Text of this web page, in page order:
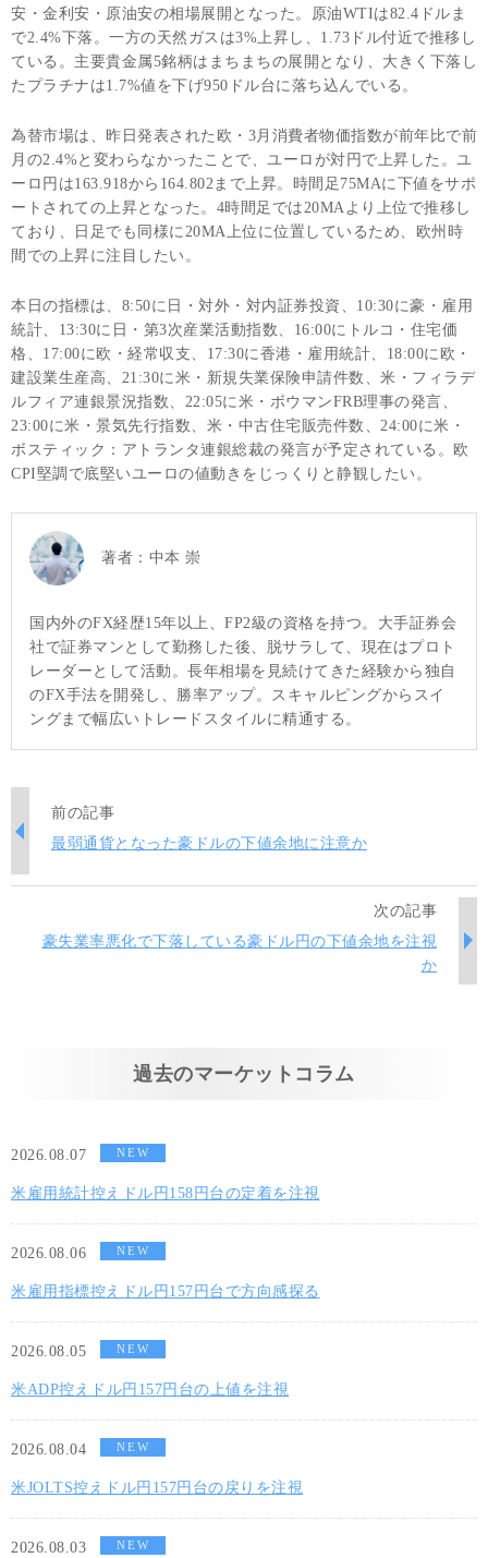
安・金利安・原油安の相場展開となった。原油WTIは82.4ドルま
で2.4%下落。一方の天然ガスは3%上昇し、1.73ドル付近で推移し
ている。主要貴金属5銘柄はまちまちの展開となり、大きく下落し
たプラチナは1.7%値を下げ950ドル台に落ち込んでいる。
為替市場は、昨日発表された欧・3月消費者物価指数が前年比で前
月の2.4%と変わらなかったことで、ユーロが対円で上昇した。ユ
ーロ円は163.918から164.802まで上昇。時間足75MAに下値をサポ
ートされての上昇となった。4時間足では20MAより上位で推移し
ており、日足でも同様に20MA上位に位置しているため、欧州時
間での上昇に注目したい。
本日の指標は、8:50に日・対外・対内証券投資、10:30に豪・雇用
統計、13:30に日・第3次産業活動指数、16:00にトルコ・住宅価
格、17:00に欧・経常収支、17:30に香港・雇用統計、18:00に欧・
建設業生産高、21:30に米・新規失業保険申請件数、米・フィラデ
ルフィア連銀景況指数、22:05に米・ボウマンFRB理事の発言、
23:00に米・景気先行指数、米・中古住宅販売件数、24:00に米・
ボスティック：アトランタ連銀総裁の発言が予定されている。欧
CPI堅調で底堅いユーロの値動きをじっくりと静観したい。
著者： 中本 崇
国内外のFX経歴15年以上、FP2級の資格を持つ。大手証券会
社で証券マンとして勤務した後、脱サラして、現在はプロト
レーダーとして活動。長年相場を見続けてきた経験から独自
のFX手法を開発し、勝率アップ。スキャルピングからスイ
ングまで幅広いトレードスタイルに精通する。
前の記事
最弱通貨となった豪ドルの下値余地に注意か
次の記事
豪失業率悪化で下落している豪ドル円の下値余地を注視
か
過去のマーケットコラム
2026.08.07 NEW
米雇用統計控えドル円158円台の定着を注視
2026.08.06 NEW
米雇用指標控えドル円157円台で方向感探る
2026.08.05 NEW
米ADP控えドル円157円台の上値を注視
2026.08.04 NEW
米JOLTS控えドル円157円台の戻りを注視
2026.08.03 NEW